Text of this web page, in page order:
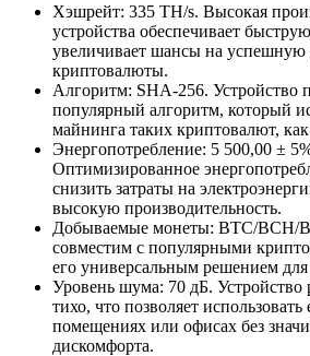
Хэшрейт: 335 TH/s. Высокая
устройства обеспечивает
увеличивает шансы на успешную
криптовалюты.
Алгоритм: SHA-256. Устройство
популярный алгоритм, который
майнинга таких криптовалют,
Энергопотребление: 5 500,00 ±
Оптимизированное
снизить затраты на
высокую производительность.
Добываемые монеты: BTC/BCH/
совместим с популярными
его универсальным решением
Уровень шума: 70 дБ. Устройство
тихо, что позволяет
помещениях или офисах без
дискомфорта.